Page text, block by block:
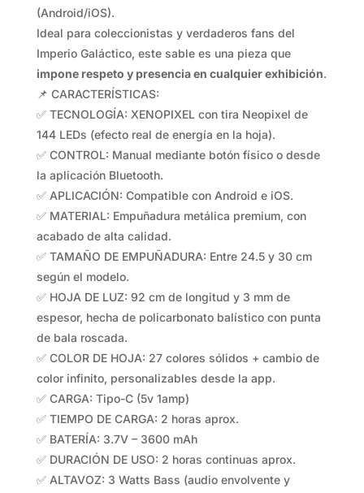
(Android/iOS).
Ideal para coleccionistas y verdaderos fans del
Imperio Galáctico, este sable es una pieza que
impone respeto y presencia en cualquier exhibición.
📌 CARACTERÍSTICAS:
✅ TECNOLOGÍA: XENOPIXEL con tira Neopixel de
144 LEDs (efecto real de energía en la hoja).
✅ CONTROL: Manual mediante botón físico o desde
la aplicación Bluetooth.
✅ APLICACIÓN: Compatible con Android e iOS.
✅ MATERIAL: Empuñadura metálica premium, con
acabado de alta calidad.
✅ TAMAÑO DE EMPUÑADURA: Entre 24.5 y 30 cm
según el modelo.
✅ HOJA DE LUZ: 92 cm de longitud y 3 mm de
espesor, hecha de policarbonato balístico con punta
de bala roscada.
✅ COLOR DE HOJA: 27 colores sólidos + cambio de
color infinito, personalizables desde la app.
✅ CARGA: Tipo-C (5v 1amp)
✅ TIEMPO DE CARGA: 2 horas aprox.
✅ BATERÍA: 3.7V – 3600 mAh
✅ DURACIÓN DE USO: 2 horas continuas aprox.
✅ ALTAVOZ: 3 Watts Bass (audio envolvente y